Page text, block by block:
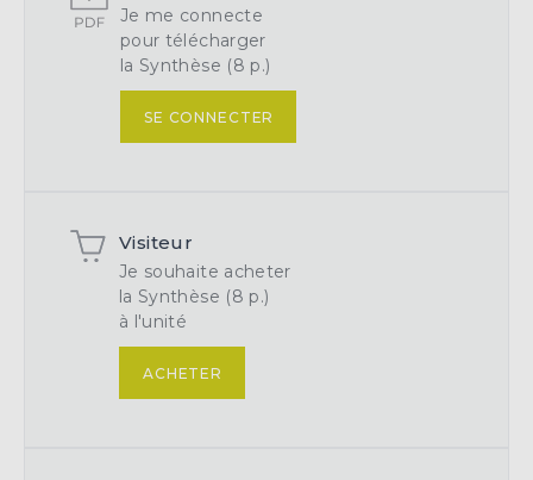
Je me connecte
pour télécharger
la Synthèse (8 p.)
SE CONNECTER
Visiteur
Je souhaite acheter
la Synthèse (8 p.)
à l'unité
ACHETER